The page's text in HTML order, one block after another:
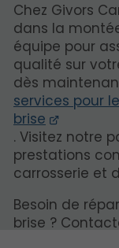
Chez Givors
dans la
équipe pour
qualité sur
dès
services pour
brise
. Visitez notre
prestations
carrosserie et
Besoin de
brise ?